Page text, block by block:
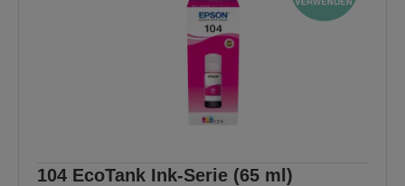
104 EcoTank Ink-Serie (65 ml)